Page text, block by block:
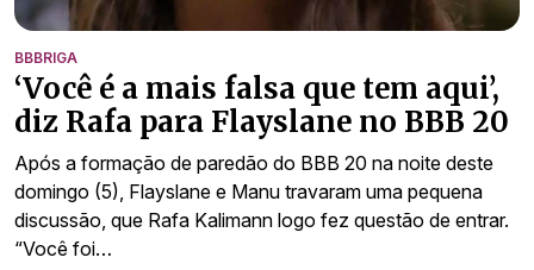
BBBRIGA
‘Você é a mais falsa que tem aqui’,
diz Rafa para Flayslane no BBB 20
Após a formação de paredão do BBB 20 na noite deste
domingo (5), Flayslane e Manu travaram uma pequena
discussão, que Rafa Kalimann logo fez questão de entrar.
“Você foi…